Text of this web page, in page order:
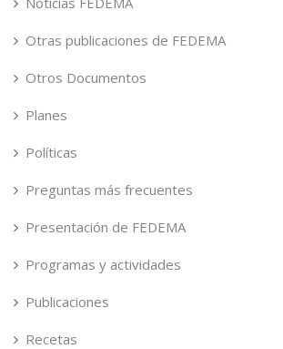
Otras publicaciones de FEDEMA
Otros Documentos
Planes
Políticas
Preguntas más frecuentes
Presentación de FEDEMA
Programas y actividades
Publicaciones
Recetas